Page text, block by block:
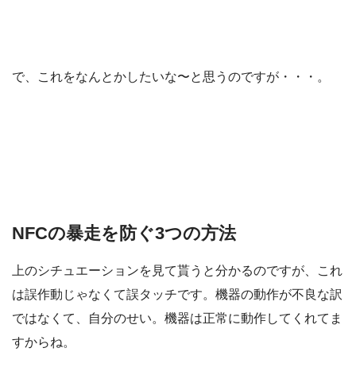
で、これをなんとかしたいな〜と思うのですが・・・。
NFCの暴走を防ぐ3つの方法
上のシチュエーションを見て貰うと分かるのですが、これ
は誤作動じゃなくて誤タッチです。機器の動作が不良な訳
ではなくて、自分のせい。機器は正常に動作してくれてま
すからね。